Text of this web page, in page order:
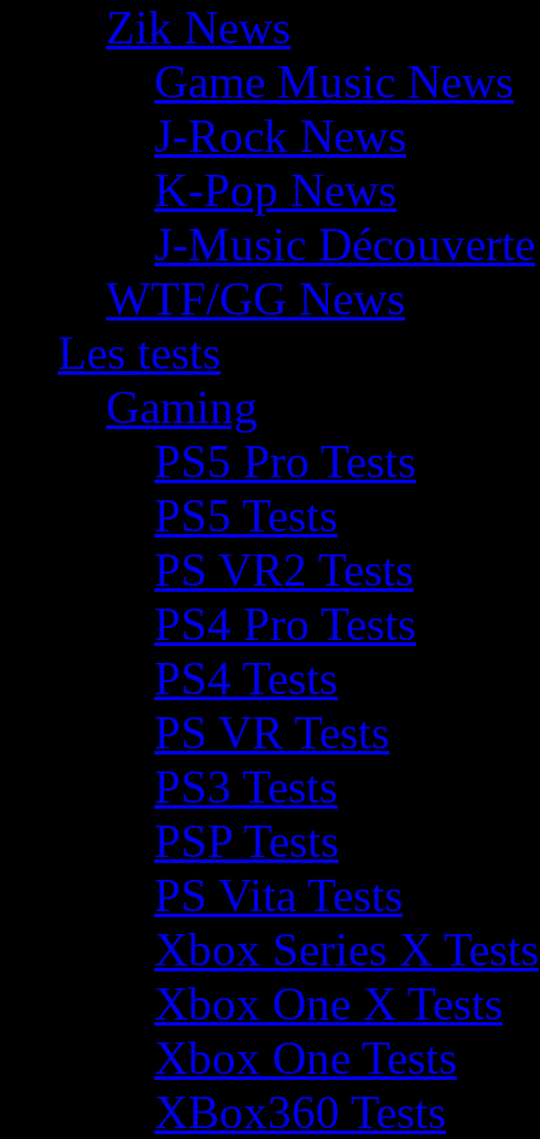
Zik News
Game Music News
J-Rock News
K-Pop News
J-Music Découverte
WTF/GG News
Les tests
Gaming
PS5 Pro Tests
PS5 Tests
PS VR2 Tests
PS4 Pro Tests
PS4 Tests
PS VR Tests
PS3 Tests
PSP Tests
PS Vita Tests
Xbox Series X Tests
Xbox One X Tests
Xbox One Tests
XBox360 Tests